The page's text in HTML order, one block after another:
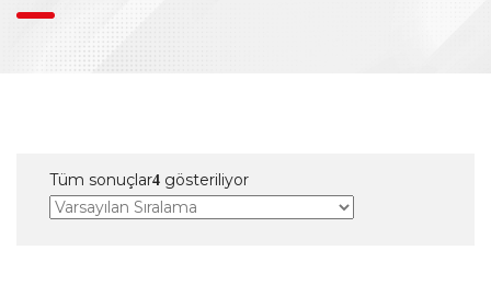
Tüm sonuçlar4 gösteriliyor